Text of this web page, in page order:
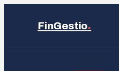
FinGestio.